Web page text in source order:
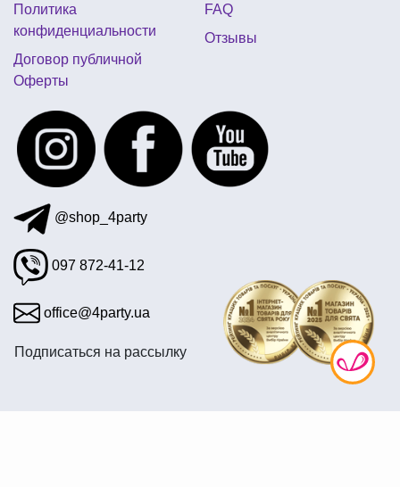
свеча на новый год
св патрик декор киев
пиратская вечеринка оформление
шары в пиратском стиле
наряд для морской вечеринки
гангстерская вечеринка аксессуары
Политика
конфиденциальности
Договор публичной
Оферты
FAQ
Отзывы
@shop_4party
097 872-41-12
office@4party.ua
Подписаться на рассылку